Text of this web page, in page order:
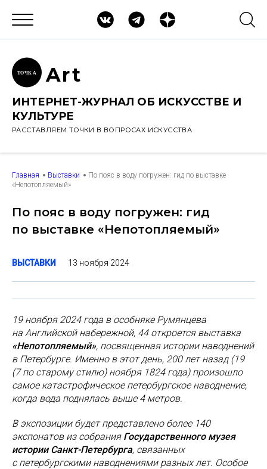
ТОЧК А Art
ИНТЕРНЕТ-ЖУРНАЛ ОБ ИСКУССТВЕ И
КУЛЬТУРЕ
РАССТАВЛЯЕМ ТОЧКИ В ВОПРОСАХ ИСКУССТВА
Главная Выставки
По пояс в воду погружен: гид по выставке
«Непотопляемый»
По пояс в воду погружен: гид
по выставке «Непотопляемый»
ВЫСТАВКИ 13 ноября 2024
19 ноября 2024 года в особняке Румянцева
на Английской набережной, 44 откроется выставка
«Непотопляемый», посвященная истории наводнений
в Петербурге. Именно в этот день, 200 лет назад (19
(7 по старому стилю) ноября 1824 года) произошло
самое катастрофическое петербургское наводнение,
когда вода поднялась выше 4 метров.
В экспозиции будет представлено более 140
экспонатов из собрания Государственного музея
истории Санкт-Петербурга, связанных
с петербургскими наводнениями разных лет. Особое